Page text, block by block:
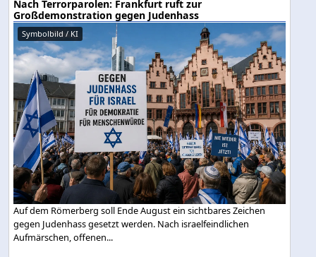
Nach Terrorparolen: Frankfurt ruft zur
Großdemonstration gegen Judenhass
Symbolbild / KI
Auf dem Römerberg soll Ende August ein sichtbares Zeichen
gegen Judenhass gesetzt werden. Nach israelfeindlichen
Aufmärschen, offenen...